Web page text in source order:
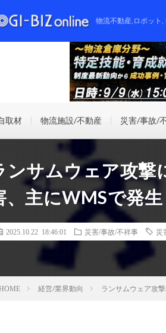
物流不動産,ロボット
取材 物流施設/不動産 災害/事故/
ンサムウェア攻撃
、主にWMSで発生
2025.10.22 18:46:01 災害/事故/不祥事 災
経営/業界動向 ランサムウェア攻